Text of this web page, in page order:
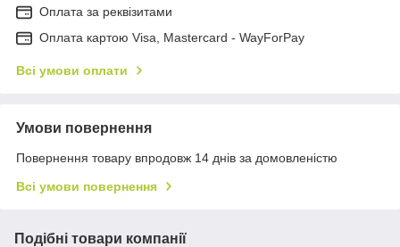
Оплата за реквізитами
Оплата картою Visa, Mastercard - WayForPay
Всі умови оплати
Умови повернення
Повернення товару впродовж 14 днів за домовленістю
Всі умови повернення
Подібні товари компанії